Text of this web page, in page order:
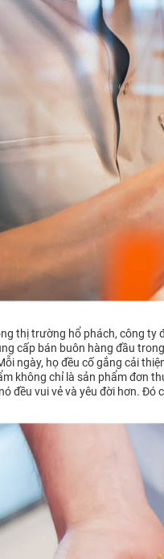
thị trường hổ phách, công
cấp bán buôn hàng đầu
ngày, họ đều cố gắng cải
không chỉ là sản phẩm đơn
đều vui vẻ và yêu đời hơn.